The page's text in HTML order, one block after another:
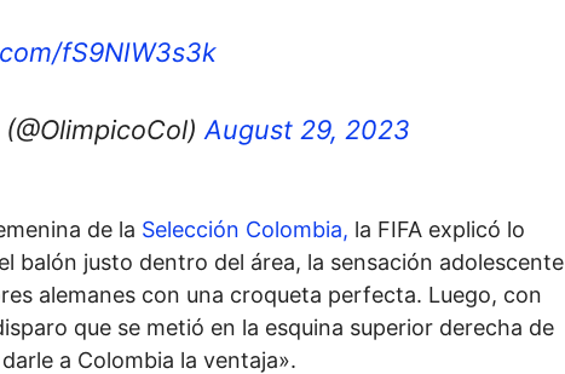
fS9NIW3s3k
August 29, 2023
de la Selección Colombia, la FIFA explicó lo
balón justo dentro del área, la sensación adolescente
alemanes con una croqueta perfecta. Luego, con
que se metió en la esquina superior derecha de
a Colombia la ventaja».